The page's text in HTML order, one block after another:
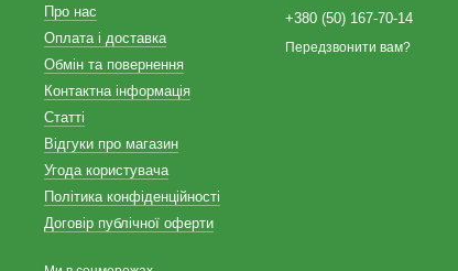
Про нас
Оплата і доставка
Обмін та повернення
Контактна інформація
Статті
Відгуки про магазин
Угода користувача
Політика конфіденційності
Договір публічної оферти
+380 (50) 167-70-14
Передзвонити вам?